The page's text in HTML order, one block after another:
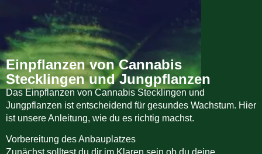
Einpflanzen von Cannabis
Stecklingen und Jungpflanzen
Das Einpflanzen von Cannabis Stecklingen und
Jungpflanzen ist entscheidend für gesundes Wachstum. Hier
ist unsere Anleitung, wie du es richtig machst.
Vorbereitung des Anbauplatzes
Zunächst solltest du dir im Klaren sein ob du deine